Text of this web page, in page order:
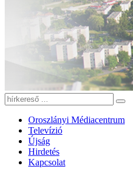
Oroszlányi Médiacentrum
Televízió
Újság
Hirdetés
Kapcsolat